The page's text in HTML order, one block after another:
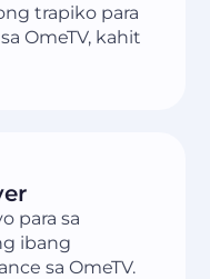
trapiko para
OmeTV, kahit
para sa
ibang
sa OmeTV.